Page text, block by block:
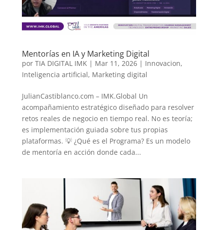
Mentorías en IA y Marketing Digital
por TIA DIGITAL IMK | Mar 11, 2026| Innovacion,
Inteligencia artificial, Marketing digital
JulianCastiblanco.com – IMK.Global Un
acompañamiento estratégico diseñado para resolver
retos reales de negocio en tiempo real. No es teoría;
es implementación guiada sobre tus propias
plataformas. 💡 ¿Qué es el Programa? Es un modelo
de mentoría en acción donde cada...